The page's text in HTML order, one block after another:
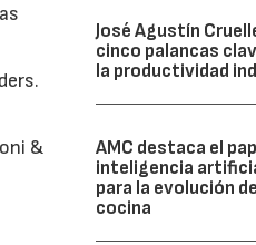
&
José Agustín
cinco palancas
la productividad
AMC destaca el
inteligencia
para la evolución
cocina